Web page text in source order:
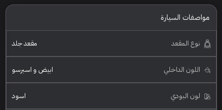
مواصفات السيارة
نوع المقعد مقعد جلد
اللون الداخلي ابيض و اسبرسو
لون البودي اسود